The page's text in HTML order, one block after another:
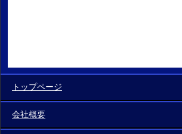
トップページ
会社概要